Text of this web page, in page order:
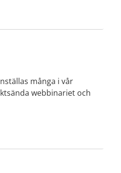
många i vår
webbinariet och